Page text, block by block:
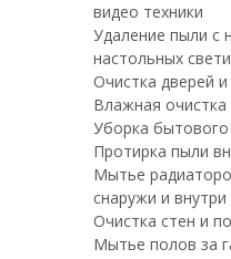
видео техники
Удаление пыли с
настольных
Очистка дверей и
Влажная
Уборка
Протирка пыли
Мытье
снаружи и внутри
Очистка стен и
Мытье полов за